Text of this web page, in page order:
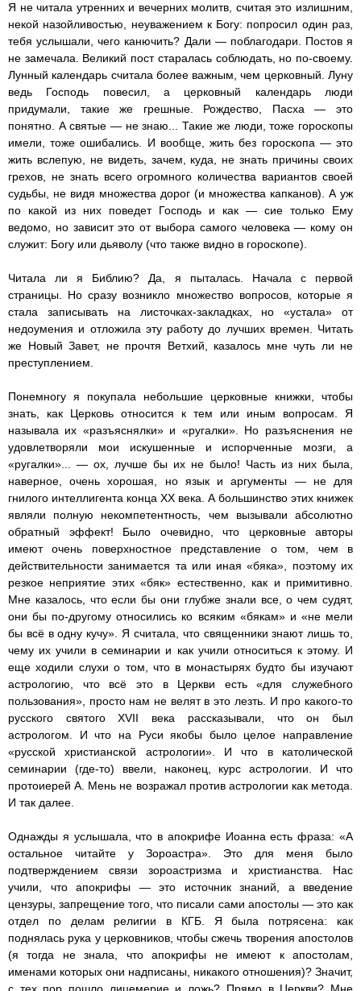
Я не читала утренних и вечерних молитв, считая это излишним,
некой назойливостью, неуважением к Богу: попросил один раз,
тебя услышали, чего канючить? Дали — поблагодари. Постов я
не замечала. Великий пост старалась соблюдать, но по-своему.
Лунный календарь считала более важным, чем церковный. Луну
ведь Господь повесил, а церковный календарь люди
придумали, такие же грешные. Рождество, Пасха — это
понятно. А святые — не знаю... Такие же люди, тоже гороскопы
имели, тоже ошибались. И вообще, жить без гороскопа — это
жить вслепую, не видеть, зачем, куда, не знать причины своих
грехов, не знать всего огромного количества вариантов своей
судьбы, не видя множества дорог (и множества капканов). А уж
по какой из них поведет Господь и как — сие только Ему
ведомо, но зависит это от выбора самого человека — кому он
служит: Богу или дьяволу (что также видно в гороскопе).
Читала ли я Библию? Да, я пыталась. Начала с первой
страницы. Но сразу возникло множество вопросов, которые я
стала записывать на листочках-закладках, но «устала» от
недоумения и отложила эту работу до лучших времен. Читать
же Новый Завет, не прочтя Ветхий, казалось мне чуть ли не
преступлением.
Понемногу я покупала небольшие церковные книжки, чтобы
знать, как Церковь относится к тем или иным вопросам. Я
называла их «разъяснялки» и «ругалки». Но разъяснения не
удовлетворяли мои искушенные и испорченные мозги, а
«ругалки»... — ох, лучше бы их не было! Часть из них была,
наверное, очень хорошая, но язык и аргументы — не для
гнилого интеллигента конца ХХ века. А большинство этих книжек
являли полную некомпетентность, чем вызывали абсолютно
обратный эффект! Было очевидно, что церковные авторы
имеют очень поверхностное представление о том, чем в
действительности занимается та или иная «бяка», поэтому их
резкое неприятие этих «бяк» естественно, как и примитивно.
Мне казалось, что если бы они глубже знали все, о чем судят,
они бы по-другому относились ко всяким «бякам» и «не мели
бы всё в одну кучу». Я считала, что священники знают лишь то,
чему их учили в семинарии и как учили относиться к этому. И
еще ходили слухи о том, что в монастырях будто бы изучают
астрологию, что всё это в Церкви есть «для служебного
пользования», просто нам не велят в это лезть. И про какого-то
русского святого XVII века рассказывали, что он был
астрологом. И что на Руси якобы было целое направление
«русской христианской астрологии». И что в католической
семинарии (где-то) ввели, наконец, курс астрологии. И что
протоиерей А. Мень не возражал против астрологии как метода.
И так далее.
Однажды я услышала, что в апокрифе Иоанна есть фраза: «А
остальное читайте у Зороастра». Это для меня было
подтверждением связи зороастризма и христианства. Нас
учили, что апокрифы — это источник знаний, а введение
цензуры, запрещение того, что писали сами апостолы — это как
отдел по делам религии в КГБ. Я была потрясена: как
поднялась рука у церковников, чтобы сжечь творения апостолов
(я тогда не знала, что апокрифы не имеют к апостолам,
именами которых они надписаны, никакого отношения)? Значит,